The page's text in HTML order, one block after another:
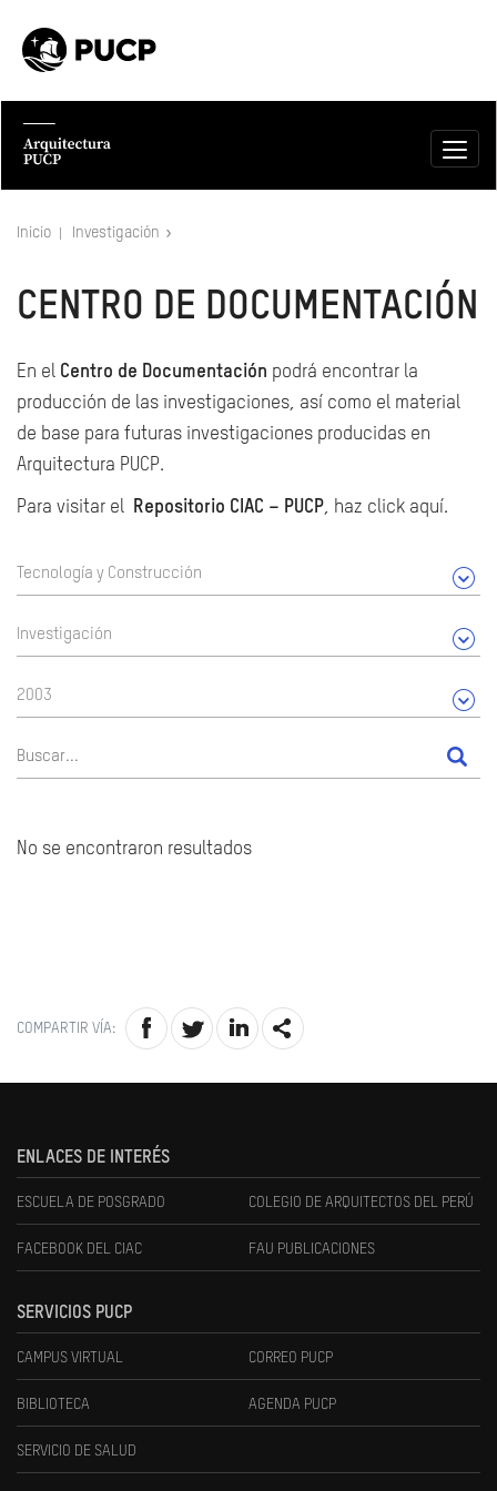
Inicio Investigación
CENTRO DE DOCUMENTACIÓN
En el Centro de Documentación podrá encontrar la
producción de las investigaciones, así como el material
de base para futuras investigaciones producidas en
Arquitectura PUCP.
Para visitar el Repositorio CIAC – PUCP, haz click aquí.
Tecnología y Construcción
Investigación
2003
No se encontraron resultados
COMPARTIR VÍA:
ENLACES DE INTERÉS
ESCUELA DE POSGRADO COLEGIO DE ARQUITECTOS DEL PERÚ
FACEBOOK DEL CIAC FAU PUBLICACIONES
SERVICIOS PUCP
CAMPUS VIRTUAL CORREO PUCP
BIBLIOTECA AGENDA PUCP
SERVICIO DE SALUD